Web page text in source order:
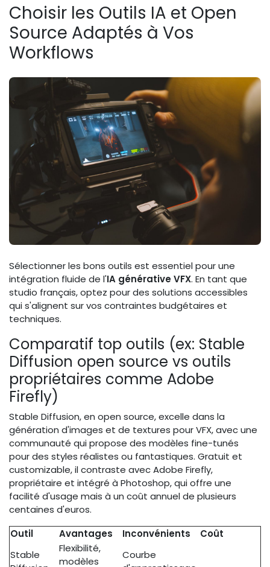
Choisir les Outils IA et Open
Source Adaptés à Vos
Workflows
Sélectionner les bons outils est essentiel pour une
intégration fluide de l'IA générative VFX. En tant que
studio français, optez pour des solutions accessibles
qui s'alignent sur vos contraintes budgétaires et
techniques.
Comparatif top outils (ex: Stable
Diffusion open source vs outils
propriétaires comme Adobe
Firefly)
Stable Diffusion, en open source, excelle dans la
génération d'images et de textures pour VFX, avec une
communauté qui propose des modèles fine-tunés
pour des styles réalistes ou fantastiques. Gratuit et
customizable, il contraste avec Adobe Firefly,
propriétaire et intégré à Photoshop, qui offre une
facilité d'usage mais à un coût annuel de plusieurs
centaines d'euros.
Outil
Avantages Inconvénients
Coût
Stable
Flexibilité,
modèles
Courbe